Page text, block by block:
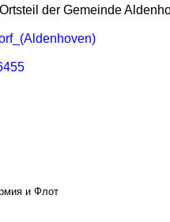
der Gemeinde
и Флот